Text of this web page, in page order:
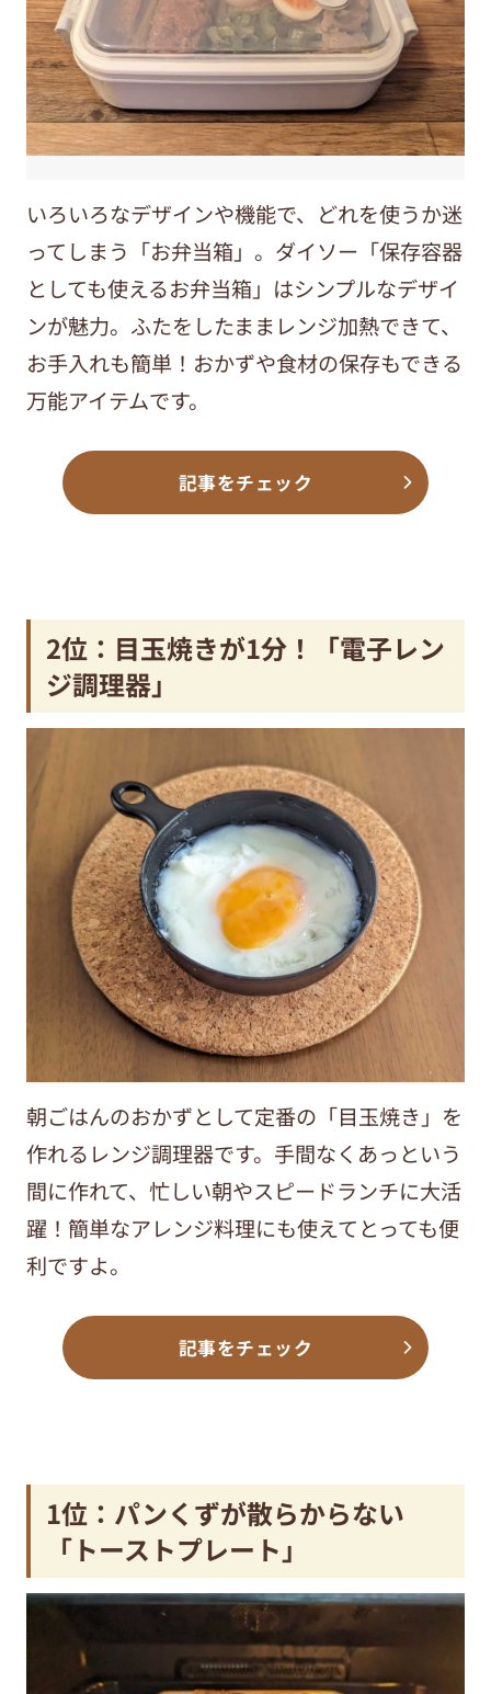
いろいろなデザインや機能で、どれを使うか迷
ってしまう「お弁当箱」。ダイソー「保存容器
としても使えるお弁当箱」はシンプルなデザイ
ンが魅力。ふたをしたままレンジ加熱できて、
お手入れも簡単！おかずや食材の保存もできる
万能アイテムです。
記事をチェック
2位：目玉焼きが1分！「電子レン
ジ調理器」
朝ごはんのおかずとして定番の「目玉焼き」を
作れるレンジ調理器です。手間なくあっという
間に作れて、忙しい朝やスピードランチに大活
躍！簡単なアレンジ料理にも使えてとっても便
利ですよ。
記事をチェック
1位：パンくずが散らからない
「トーストプレート」